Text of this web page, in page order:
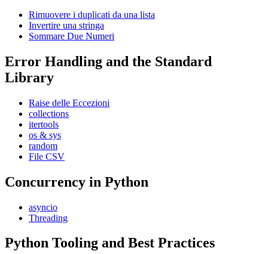
Rimuovere i duplicati da una lista
Invertire una stringa
Sommare Due Numeri
Error Handling and the Standard
Library
Raise delle Eccezioni
collections
itertools
os & sys
random
File CSV
Concurrency in Python
asyncio
Threading
Python Tooling and Best Practices